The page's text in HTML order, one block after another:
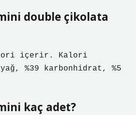
double çikolata
içerir. Kalori
yağ, %39 karbonhidrat, %5
kaç adet?